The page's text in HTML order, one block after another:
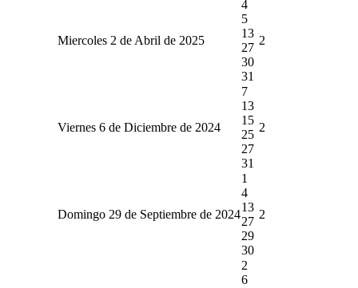
Miercoles 2 de Abril de 2025
4
5
13
27
30
31
2
Viernes 6 de Diciembre de 2024
7
13
15
25
27
31
2
Domingo 29 de Septiembre de 2024
1
4
13
27
29
30
2
2
6